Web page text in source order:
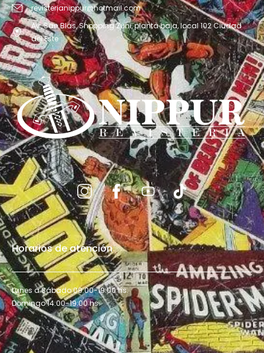
revisterianippur@hotmail.com
Av. San Blás, Shopping Zuni, planta baja, local 102 Ciudad
del Este
Horarios de atención
Lunes a Sábado 09:00-19:00 hs.
Domingo 14:00-19:00 hs.